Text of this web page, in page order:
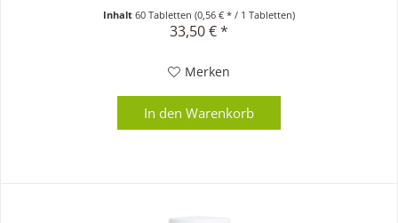
Inhalt60 Tabletten(0,56 € * / 1 Tabletten)
33,50 € *
Merken
In den Warenkorb